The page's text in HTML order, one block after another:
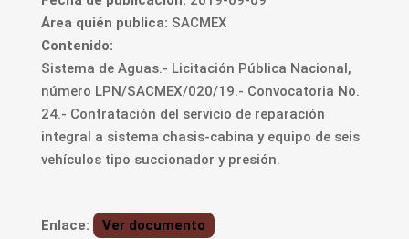
Área quién publica: SACMEX
Contenido:
Sistema de Aguas.- Licitación Pública Nacional,
número LPN/SACMEX/020/19.- Convocatoria No.
24.- Contratación del servicio de reparación
integral a sistema chasis-cabina y equipo de seis
vehículos tipo succionador y presión.
Enlace: Ver documento